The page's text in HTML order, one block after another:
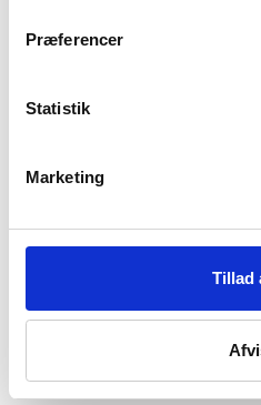
Præferencer
Statistik
Marketing
Tillad
en kapacitet på 16 liter. Dette
lang række aktiviteter. Du kan
Hovedrummet har en
opbevare sit drikkesystem.
frontlomme til opbevaring af
er muligt at have sin drikkedunk.
Gregory Maya 16 er udstyret
at du nemt kan bære og flytte
lynlåslomme foran til
mesh organiseringslomme